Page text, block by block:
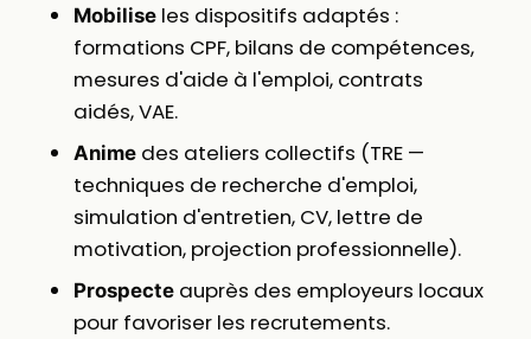
Mobiliseles dispositifs adaptés :
formations CPF, bilans de compétences,
mesures d'aide à l'emploi, contrats
aidés, VAE.
Animedes ateliers collectifs (TRE —
techniques de recherche d'emploi,
simulation d'entretien, CV, lettre de
motivation, projection professionnelle).
Prospecteauprès des employeurs locaux
pour favoriser les recrutements.